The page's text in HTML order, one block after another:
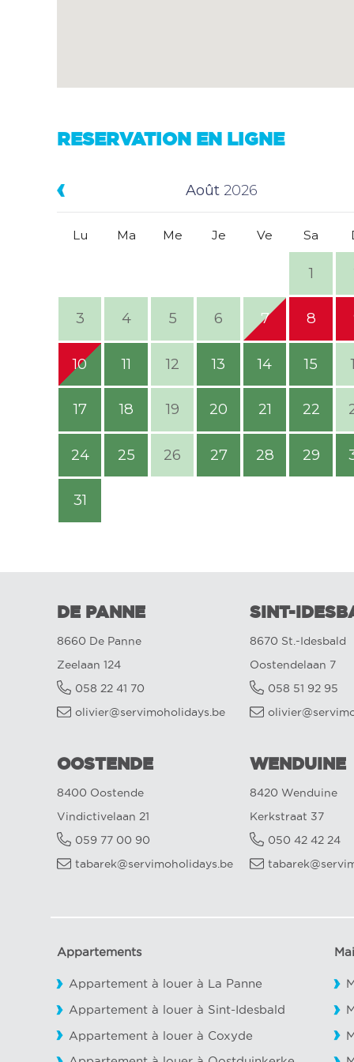
RESERVATION EN LIGNE
Août 2026
Lu Ma Me Je Ve Sa
1
3 4 5 6 7 8
10 11 12 13 14 15
17 18 19 20 21 22
24 25 26 27 28 29
31
DE PANNE
8660 De Panne
Zeelaan 124
058 22 41 70
olivier@servimoholidays.be
SINT-
8670 St.-Idesbald
Oostendelaan 7
058 51 92 95
OOSTENDE
8400 Oostende
Vindictivelaan 21
059 77 00 90
tabarek@servimoholidays.be
WENDUINE
8420 Wenduine
Kerkstraat 37
050 42 42 24
Appartements
Appartement à louer à La Panne
Appartement à louer à Sint-Idesbald
Appartement à louer à Coxyde